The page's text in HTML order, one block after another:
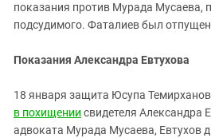
показания против Мурада Мусаева,
подсудимого. Фаталиев был
Показания Александра Евтухова
18 января защита Юсупа
в похищении свидетеля Александра
адвоката Мурада Мусаева, Евтухов